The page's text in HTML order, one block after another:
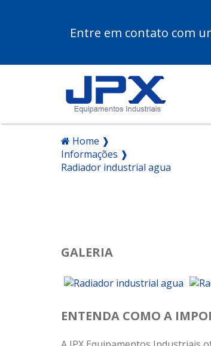
Entre em contato com
Home ❱
Informações ❱
Radiador industrial agua
GALERIA
ENTENDA COMO A